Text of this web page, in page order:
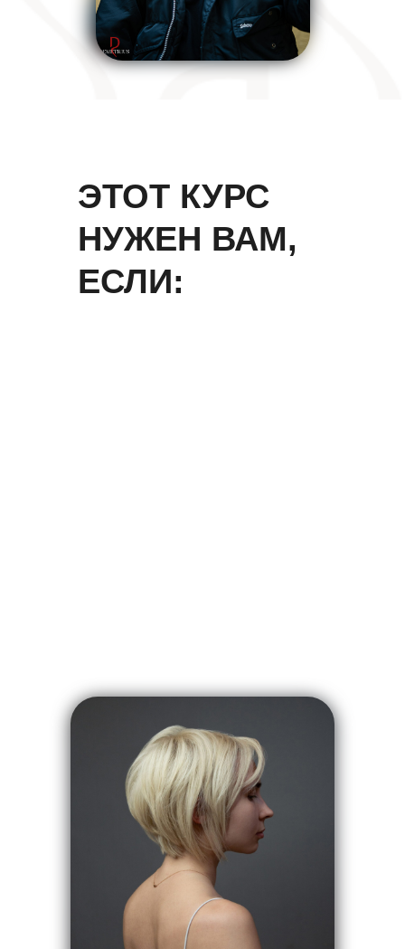
ЭТОТ КУРС
НУЖЕН ВАМ,
ЕСЛИ: